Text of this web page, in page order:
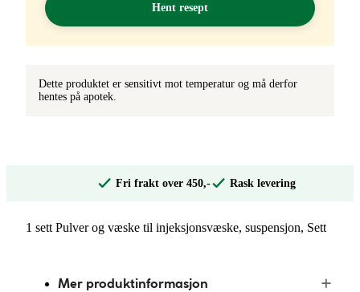
Hent resept
Dette produktet er sensitivt mot temperatur og må derfor
hentes på apotek.
Fri frakt over 450,- Rask levering
1 sett Pulver og væske til injeksjonsvæske, suspensjon, Sett
Mer produktinformasjon